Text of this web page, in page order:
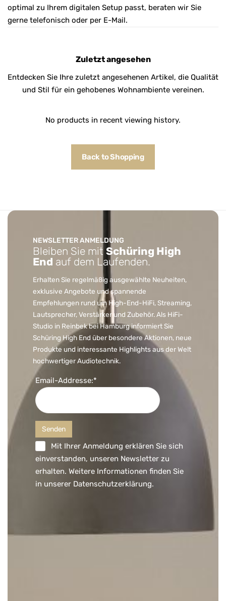
optimal zu Ihrem digitalen Setup passt, beraten wir Sie
gerne telefonisch oder per E-Mail.
Zuletzt angesehen
Entdecken Sie Ihre zuletzt angesehenen Artikel, die Qualität
und Stil für ein gehobenes Wohnambiente vereinen.
No products in recent viewing history.
Back to Shopping
NEWSLETTER ANMELDUNG
Bleiben Sie mit Schüring High
End auf dem Laufenden.
Erhalten Sie regelmäßig ausgewählte Neuheiten,
exklusive Angebote und spannende
Empfehlungen rund um High-End-HiFi, Streaming,
Lautsprecher, Verstärker und Zubehör. Als HiFi-
Studio in Reinbek bei Hamburg informiert Sie
Schüring High End über besondere Aktionen, neue
Produkte und interessante Highlights aus der Welt
hochwertiger Audiotechnik.
Email-Addresse:*
Mit Ihrer Anmeldung erklären Sie sich
einverstanden, unseren Newsletter zu
erhalten. Weitere Informationen finden Sie
in unserer Datenschutzerklärung.